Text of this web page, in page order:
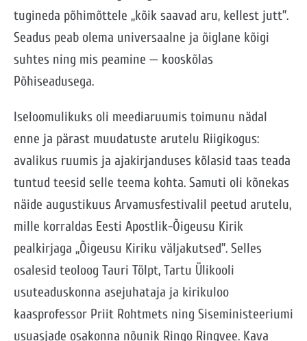
tugineda põhimõttele „kõik saavad aru, kellest jutt”.
Seadus peab olema universaalne ja õiglane kõigi
suhtes ning mis peamine — kooskõlas
Põhiseadusega.
Iseloomulikuks oli meediaruumis toimunu nädal
enne ja pärast muudatuste arutelu Riigikogus:
avalikus ruumis ja ajakirjanduses kõlasid taas teada
tuntud teesid selle teema kohta. Samuti oli kõnekas
näide augustikuus Arvamusfestivalil peetud arutelu,
mille korraldas Eesti Apostlik-Õigeusu Kirik
pealkirjaga „Õigeusu Kiriku väljakutsed”. Selles
osalesid teoloog Tauri Tölpt, Tartu Ülikooli
usuteaduskonna asejuhataja ja kirikuloo
kaasprofessor Priit Rohtmets ning Siseministeeriumi
usuasjade osakonna nõunik Ringo Ringvee. Kava